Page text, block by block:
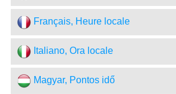
Français, Heure locale
Italiano, Ora locale
Magyar, Pontos idő